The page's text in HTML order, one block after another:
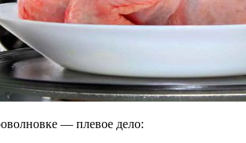
— плевое дело: